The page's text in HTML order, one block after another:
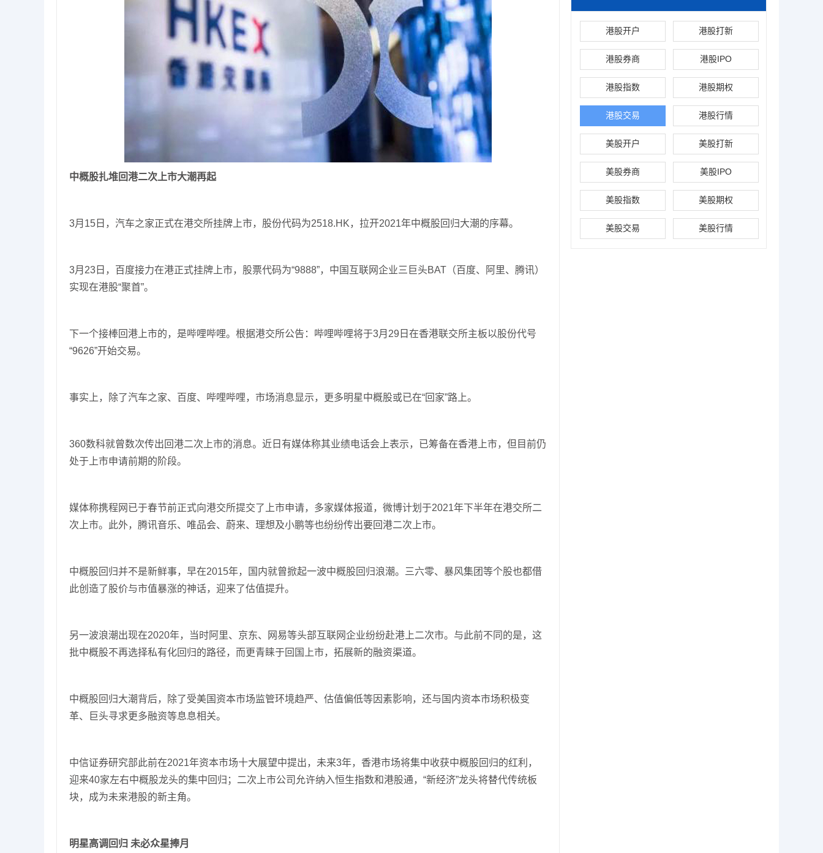
中概股扎堆回港二次上市大潮再起
3月15日，汽车之家正式在港交所挂牌上市，股份代码为2518.HK，拉开2021年中概股回归大潮的序幕。
3月23日，百度接力在港正式挂牌上市，股票代码为“9888”，中国互联网企业三巨头BAT（百度、阿里、腾讯）
实现在港股“聚首”。
下一个接棒回港上市的，是哔哩哔哩。根据港交所公告：哔哩哔哩将于3月29日在香港联交所主板以股份代号
“9626”开始交易。
事实上，除了汽车之家、百度、哔哩哔哩，市场消息显示，更多明星中概股或已在“回家”路上。
360数科就曾数次传出回港二次上市的消息。近日有媒体称其业绩电话会上表示，已筹备在香港上市，但目前仍
处于上市申请前期的阶段。
媒体称携程网已于春节前正式向港交所提交了上市申请，多家媒体报道，微博计划于2021年下半年在港交所二
次上市。此外，腾讯音乐、唯品会、蔚来、理想及小鹏等也纷纷传出要回港二次上市。
中概股回归并不是新鲜事，早在2015年，国内就曾掀起一波中概股回归浪潮。三六零、暴风集团等个股也都借
此创造了股价与市值暴涨的神话，迎来了估值提升。
另一波浪潮出现在2020年，当时阿里、京东、网易等头部互联网企业纷纷赴港上二次市。与此前不同的是，这
批中概股不再选择私有化回归的路径，而更青睐于回国上市，拓展新的融资渠道。
中概股回归大潮背后，除了受美国资本市场监管环境趋严、估值偏低等因素影响，还与国内资本市场积极变
革、巨头寻求更多融资等息息相关。
中信证券研究部此前在2021年资本市场十大展望中提出，未来3年，香港市场将集中收获中概股回归的红利，
迎来40家左右中概股龙头的集中回归；二次上市公司允许纳入恒生指数和港股通，“新经济”龙头将替代传统板
块，成为未来港股的新主角。
明星高调回归 未必众星捧月
港股开户 港股打新
港股券商 港股IPO
港股指数 港股期权
港股交易 港股行情
美股开户 美股打新
美股券商 美股IPO
美股指数 美股期权
美股交易 美股行情